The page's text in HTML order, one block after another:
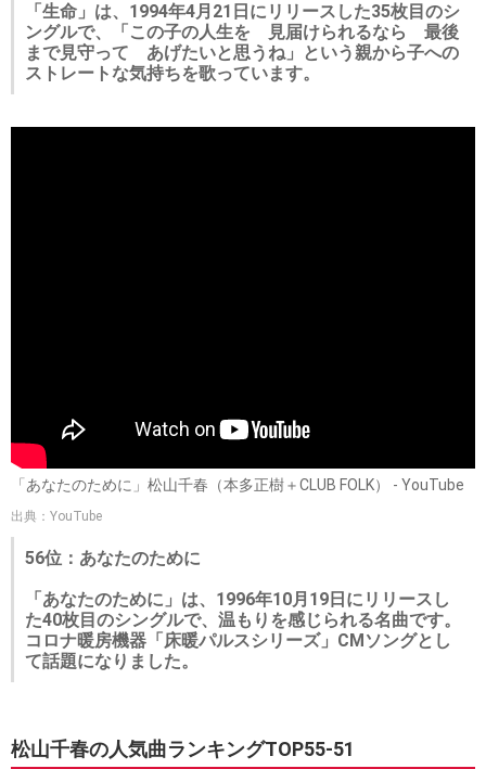
「生命」は、1994年4月21日にリリースした35枚目のシ
ングルで、「この子の人生を 見届けられるなら 最後
まで見守って あげたいと思うね」という親から子への
ストレートな気持ちを歌っています。
「あなたのために」松山千春（本多正樹＋CLUB FOLK） - YouTube
出典：YouTube
56位：あなたのために
「あなたのために」は、1996年10月19日にリリースし
た40枚目のシングルで、温もりを感じられる名曲です。
コロナ暖房機器「床暖パルスシリーズ」CMソングとし
て話題になりました。
松山千春の人気曲ランキングTOP55-51